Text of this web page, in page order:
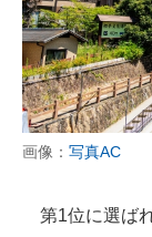
画像： 写真AC
第1位に選ば